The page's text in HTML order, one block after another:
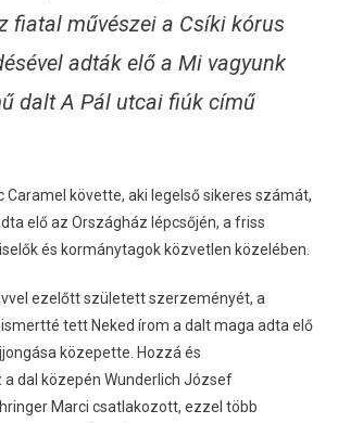
fiatal művészei a Csíki kórus
adták elő a Mi vagyunk
dalt A Pál utcai fiúk című
Caramel követte, aki legelső sikeres számát,
elő az Országház lépcsőjén, a friss
és kormánytagok közvetlen közelében.
ezelőtt született szerzeményét, a
tett Neked írom a dalt maga adta elő
közepette. Hozzá és
dal közepén Wunderlich József
Marci csatlakozott, ezzel több